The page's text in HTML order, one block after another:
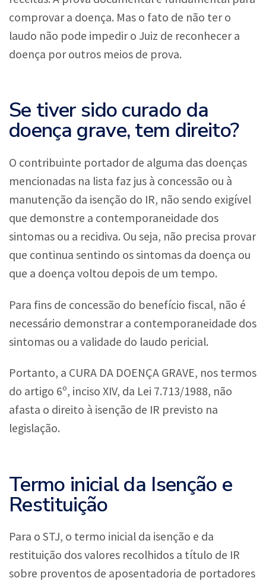
comprovar a doença. Mas o fato de não ter o
laudo não pode impedir o Juiz de reconhecer a
doença por outros meios de prova.
Se tiver sido curado da
doença grave, tem direito?
O contribuinte portador de alguma das doenças
mencionadas na lista faz jus à concessão ou à
manutenção da isenção do IR, não sendo exigível
que demonstre a contemporaneidade dos
sintomas ou a recidiva. Ou seja, não precisa provar
que continua sentindo os sintomas da doença ou
que a doença voltou depois de um tempo.
Para fins de concessão do benefício fiscal, não é
necessário demonstrar a contemporaneidade dos
sintomas ou a validade do laudo pericial.
Portanto, a CURA DA DOENÇA GRAVE, nos termos
do artigo 6º, inciso XIV, da Lei 7.713/1988, não
afasta o direito à isenção de IR previsto na
legislação.
Ter​​mo inicial da Isenção e
Restituição
Para o STJ, o termo inicial da isenção e da
restituição dos valores recolhidos a título de IR
sobre proventos de aposentadoria de portadores